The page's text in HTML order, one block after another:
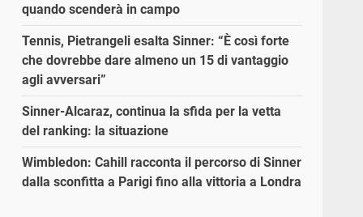
quando scenderà in campo
Tennis, Pietrangeli esalta Sinner: “È così forte
che dovrebbe dare almeno un 15 di vantaggio
agli avversari”
Sinner-Alcaraz, continua la sfida per la vetta
del ranking: la situazione
Wimbledon: Cahill racconta il percorso di Sinner
dalla sconfitta a Parigi fino alla vittoria a Londra